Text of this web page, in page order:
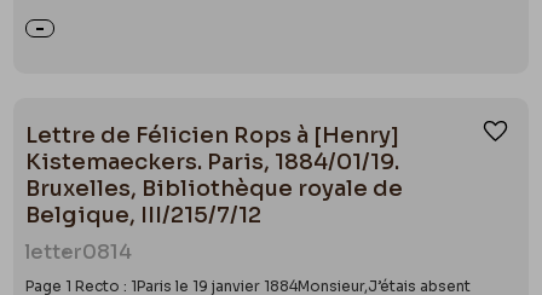
Lettre de Félicien Rops à [Henry]
Kistemaeckers. Paris, 1884/01/19.
Bruxelles, Bibliothèque royale de
Belgique, III/215/7/12
letter0814
Page 1 Recto : 1Paris le 19 janvier 1884Monsieur,J’étais absent